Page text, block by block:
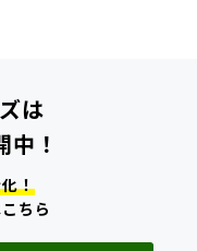
は
！
！
ちら